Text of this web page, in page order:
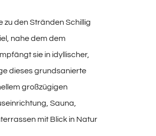
zu den Stränden Schillig
nahe dem dem
sie in idyllischer,
dieses grundsanierte
großzügigen
Sauna,
mit Blick in Natur